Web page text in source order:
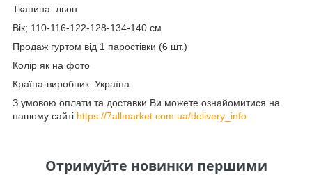
Тканина: льон
Вік; 110-116-122-128-134-140 см
Продаж гуртом від 1 паростівки (6 шт.)
Колір як на фото
Країна-виробник: Україна
З умовою оплати та доставки Ви можете ознайомитися на
нашому сайті https://7allmarket.com.ua/delivery_info
Отримуйте новинки першими